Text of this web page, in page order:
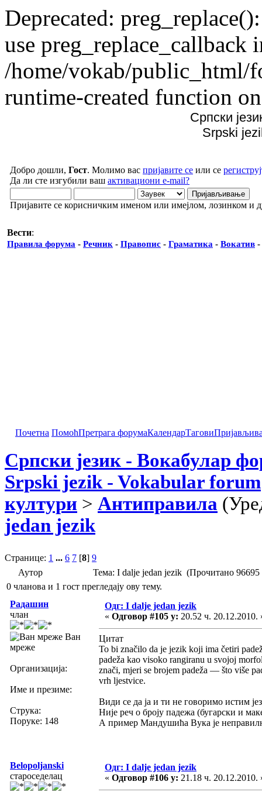
Deprecated:
use preg_replace_callback
/home/vokab/public_html/
runtime-created function
Српски
Srpski
Добро дошли, Гост. Молимо вас пријавите се или се
Да ли сте изгубили ваш активациони e-mail?
Пријавите се корисничким именом или имејлом, лозинком и
Вести:
Правила форума - Речник - Правопис - Граматика - Вокатив -
Почетна ПомоћПретрага форумаКалендарТагови
Српски језик - Вокабулар
Srpski jezik - Vokabular forum
култури > Антиправила
jedan jezik
Странице: 1 ... 6 7 [8] 9
Аутор
Тема: I dalje jedan jezik (Прочитано 96695
0 чланова и 1 гост прегледају ову тему.
Радашин
члан
Ван
мреже
Организација:
Име и презиме:
Струка:
Поруке: 148
Одг: I dalje jedan jezik
« Одговор #105 у: 20.52 ч. 20.12.2010.
Цитат
To bi značilo da je jezik koji ima četiri
padeža kao visoko rangiranu u svojoj
znači, mjeri se brojem padeža — što više
vrh ljestvice.
Види се да ја и ти не говоримо истим
Није реч о броју падежа (бугарски и
А пример Мандушића Вука је
Belopoljanski
староседелац
Одг: I dalje jedan jezik
« Одговор #106 у: 21.18 ч. 20.12.2010.